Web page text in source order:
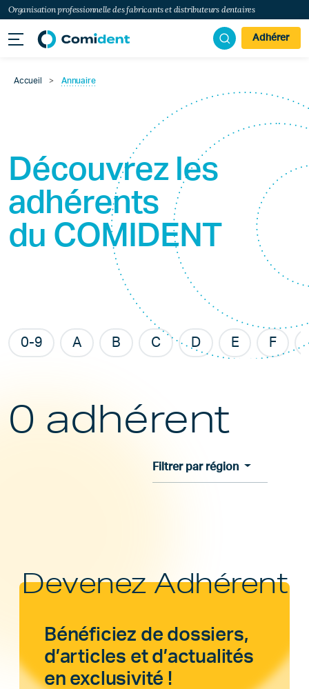
Organisation professionnelle des fabricants et distributeurs dentaires
Adhérer
Accueil > Annuaire
Découvrez les
adhérents
du COMIDENT
0-9 A B C D E F
0 adhérent
Filtrer par région
Devenez Adhérent
Bénéficiez de dossiers,
d’articles et d’actualités
en exclusivité !